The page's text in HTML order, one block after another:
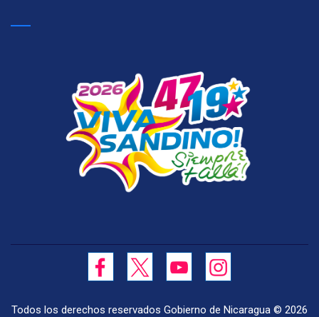
Todos los derechos reservados Gobierno de Nicaragua © 2026